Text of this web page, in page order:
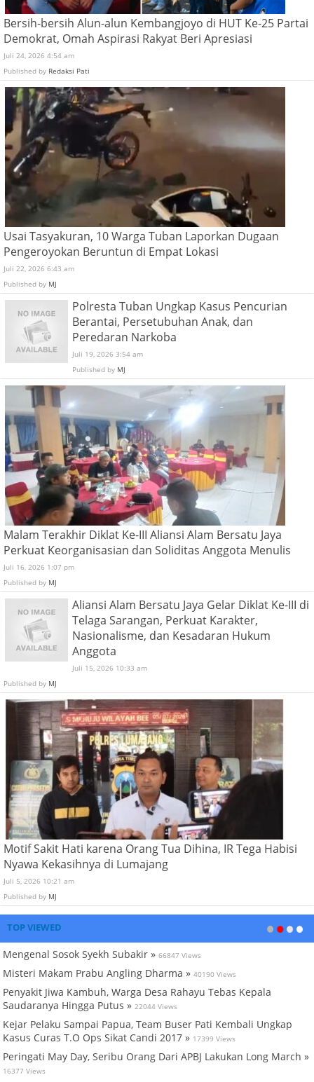
Bersih-bersih Alun-alun Kembangjoyo di HUT Ke-25 Partai
Demokrat, Omah Aspirasi Rakyat Beri Apresiasi
Juli 24, 2026 4:54 am
Published by Redaksi Pati
Usai Tasyakuran, 10 Warga Tuban Laporkan Dugaan
Pengeroyokan Beruntun di Empat Lokasi
Juli 22, 2026 6:43 am
Published by MJ
Polresta Tuban Ungkap Kasus Pencurian
Berantai, Persetubuhan Anak, dan
Peredaran Narkoba
Juli 19, 2026 3:54 am
Published by MJ
Malam Terakhir Diklat Ke-III Aliansi Alam Bersatu Jaya
Perkuat Keorganisasian dan Soliditas Anggota Menulis
Juli 16, 2026 1:07 pm
Published by MJ
Aliansi Alam Bersatu Jaya Gelar Diklat Ke-III di
Telaga Sarangan, Perkuat Karakter,
Nasionalisme, dan Kesadaran Hukum
Anggota
Juli 15, 2026 10:33 am
Published by MJ
Motif Sakit Hati karena Orang Tua Dihina, IR Tega Habisi
Nyawa Kekasihnya di Lumajang
Juli 5, 2026 10:21 am
Published by MJ
TOP VIEWED
Mengenal Sosok Syekh Subakir » 66847 Views
Misteri Makam Prabu Angling Dharma » 40190 Views
Penyakit Jiwa Kambuh, Warga Desa Rahayu Tebas Kepala
Saudaranya Hingga Putus » 22044 Views
Kejar Pelaku Sampai Papua, Team Buser Pati Kembali Ungkap
Kasus Curas T.O Ops Sikat Candi 2017 » 17399 Views
Peringati May Day, Seribu Orang Dari APBJ Lakukan Long March »
16377 Views